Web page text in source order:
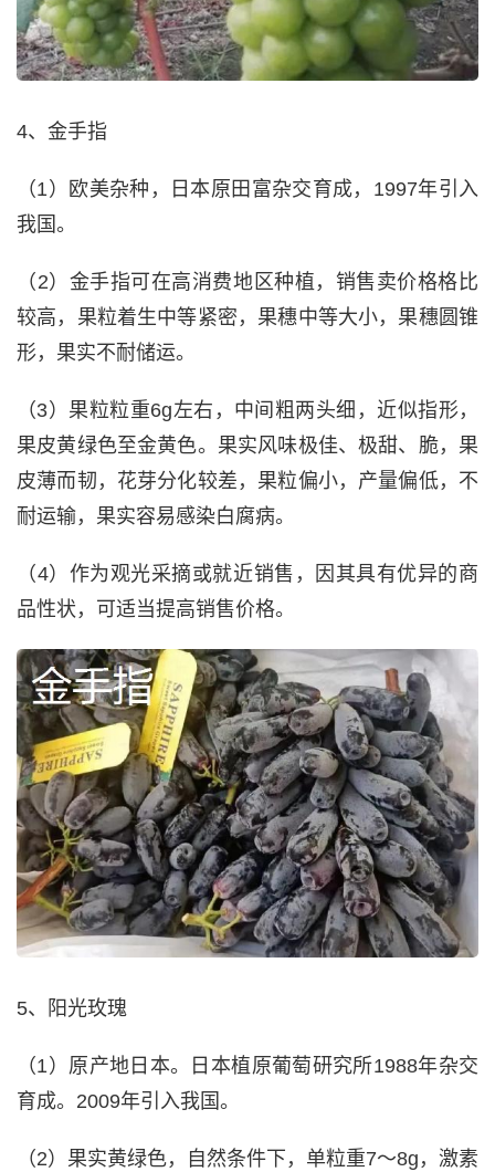
4、金手指
（1）欧美杂种，日本原田富杂交育成，1997年引入
我国。
（2）金手指可在高消费地区种植，销售卖价格格比
较高，果粒着生中等紧密，果穗中等大小，果穗圆锥
形，果实不耐储运。
（3）果粒粒重6g左右，中间粗两头细，近似指形，
果皮黄绿色至金黄色。果实风味极佳、极甜、脆，果
皮薄而韧，花芽分化较差，果粒偏小，产量偏低，不
耐运输，果实容易感染白腐病。
（4）作为观光采摘或就近销售，因其具有优异的商
品性状，可适当提高销售价格。
5、阳光玫瑰
（1）原产地日本。日本植原葡萄研究所1988年杂交
育成。2009年引入我国。
（2）果实黄绿色，自然条件下，单粒重7～8g，激素